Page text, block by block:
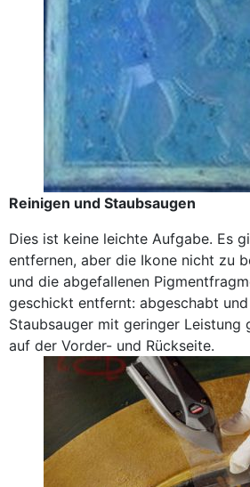
Reinigen und Staubsaugen
Dies ist keine leichte Aufgabe. Es
entfernen, aber die Ikone nicht zu
und die abgefallenen
geschickt entfernt: abgeschabt
Staubsauger mit geringer Leistung
auf der Vorder- und Rückseite.